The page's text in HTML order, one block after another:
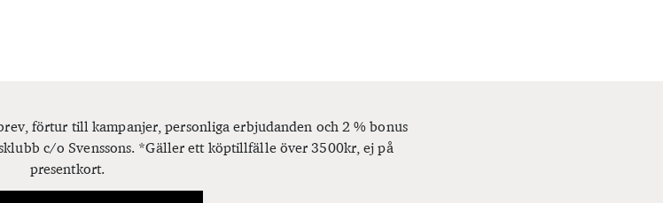
förtur till kampanjer, personliga erbjudanden och 2 % bonus
c/o Svenssons. *Gäller ett köptillfälle över 3500kr, ej på
presentkort.